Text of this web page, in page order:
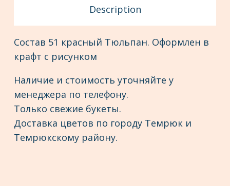
Description
Состав 51 красный Тюльпан. Оформлен в
крафт с рисунком
Наличие и стоимость уточняйте у
менеджера по телефону.
Только свежие букеты.
Доставка цветов по городу Темрюк и
Темрюкскому району.